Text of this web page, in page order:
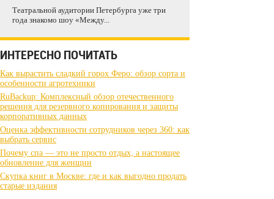
Театральной аудитории Петербурга уже три
года знакомо шоу «Между...
ИНТЕРЕСНО ПОЧИТАТЬ
Как вырастить сладкий горох Феро: обзор сорта и
особенности агротехники
RuBackup: Комплексный обзор отечественного
решения для резервного копирования и защиты
корпоративных данных
Оценка эффективности сотрудников через 360: как
выбрать сервис
Почему спа — это не просто отдых, а настоящее
обновление для женщин
Скупка книг в Москве: где и как выгодно продать
старые издания